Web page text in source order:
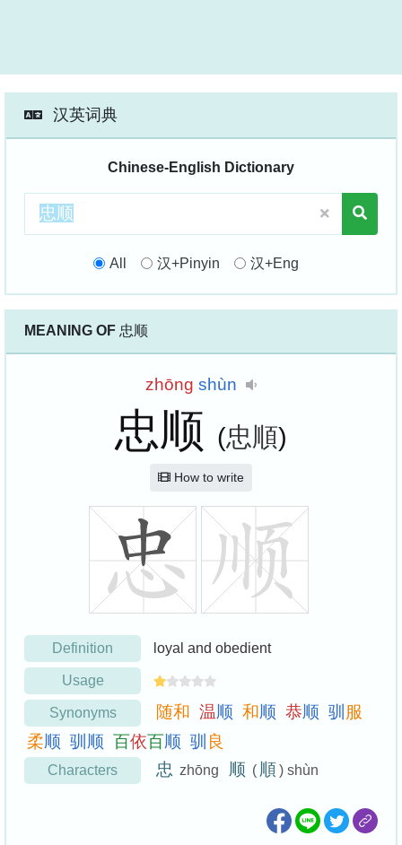
汉英词典
Chinese-English Dictionary
All 汉+Pinyin 汉+Eng
MEANING OF 忠顺
zhōng shùn
忠顺 (忠順)
How to write
Definition loyal and obedient
Usage
Synonyms 随和 温顺 和顺 恭顺 驯 服
柔顺 驯 顺 百依百顺 驯 良
Characters 忠 zhōng 顺 ( 順) shùn